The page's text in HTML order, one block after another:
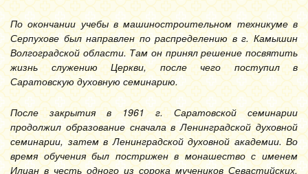
По окончании учебы в машиностроительном техникуме в
Серпухове был направлен по распределению в г. Камышин
Волгоградской области. Там он принял решение посвятить
жизнь служению Церкви, после чего поступил в
Саратовскую духовную семинарию.
После закрытия в 1961 г. Саратовской семинарии
продолжил образование сначала в Ленинградской духовной
семинарии, затем в Ленинградской духовной академии. Во
время обучения был пострижен в монашество с именем
Илиан в честь одного из сорока мучеников Севастийских,